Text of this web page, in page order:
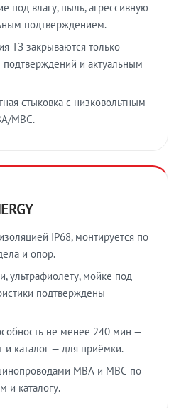
под влагу, пыль, агрессивную
подтверждением.
ТЗ закрываются только
и актуальным
стыковка с низковольтным
МВС.
IP68, монтируется по
и опор.
ультрафиолету, мойке под
подтверждены
не менее 240 мин —
и каталог — для приёмки.
МВА и МВС по
и каталогу.